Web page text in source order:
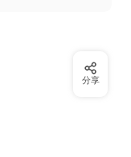
分享